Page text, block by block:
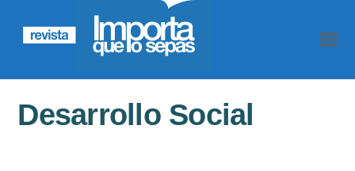
Desarrollo Social